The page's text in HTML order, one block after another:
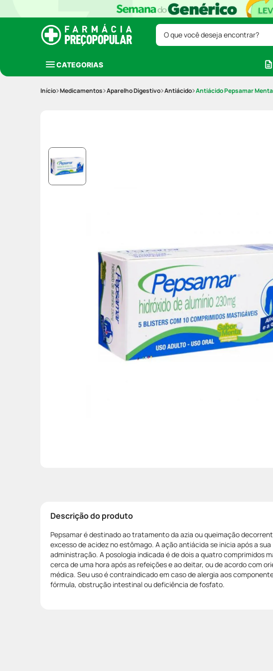
O que você deseja encontrar?
CATEGORIAS
Medicamentos Aparelho Digestivo Antiácido Antiácido Pepsamar
Descrição do produto
Pepsamar é destinado ao tratamento da azia ou queimação
excesso de acidez no estômago. A ação antiácida se inicia após a sua
administração. A posologia indicada é de dois a quatro comprimidos
cerca de uma hora após as refeições e ao deitar, ou de acordo com
médica. Seu uso é contraindicado em caso de alergia aos
fórmula, obstrução intestinal ou deficiência de fosfato.